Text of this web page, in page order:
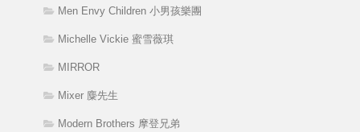
Men Envy Children 小男孩樂團
Michelle Vickie 蜜雪薇琪
MIRROR
Mixer 麋先生
Modern Brothers 摩登兄弟